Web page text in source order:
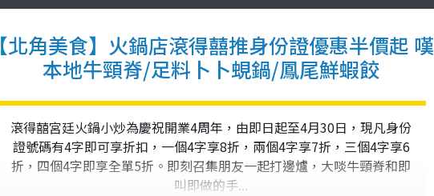
【北角美食】火鍋店滾得囍推身份證優惠半價起 嘆
本地牛頸脊/足料卜卜蜆鍋/鳳尾鮮蝦餃
滾得囍宮廷火鍋小炒為慶祝開業4周年，由即日起至4月30日，現凡身份
證號碼有4字即可享折扣，一個4字享8折，兩個4字享7折，三個4字享6
折，四個4字即享全單5折。即刻召集朋友一起打邊爐，大啖牛頸脊和即
叫即做的手...